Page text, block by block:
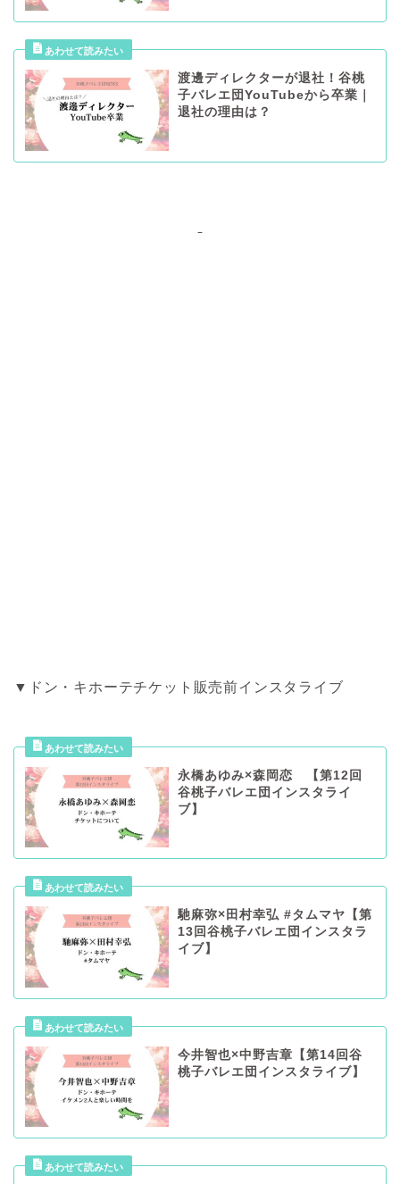
渡邊ディレクターが退社！谷桃
子バレエ団YouTubeから卒業｜
退社の理由は？
▼ドン・キホーテチケット販売前インスタライブ
永橋あゆみ×森岡恋 【第12回
谷桃子バレエ団インスタライ
ブ】
馳麻弥×田村幸弘 #タムマヤ【第
13回谷桃子バレエ団インスタラ
イブ】
今井智也×中野吉章【第14回谷
桃子バレエ団インスタライブ】